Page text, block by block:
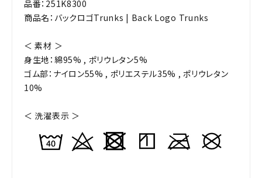
品番：251K8300
商品名：バックロゴTrunks | Back Logo Trunks
＜ 素材 ＞
身生地：綿95% , ポリウレタン5%
ゴム部：ナイロン55% , ポリエステル35% , ポリウレタン
10%
＜ 洗濯表示 ＞